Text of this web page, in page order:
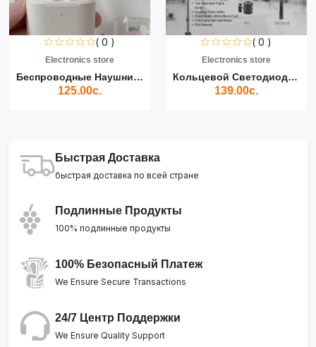
( 0 )
Electronics store
Беспроводные Наушники Air...
125.00с.
( 0 )
Electronics store
Кольцевой Светодиодный Св...
139.00с.
Быстрая Доставка
быстрая доставка по всей стране
Подлинные Продукты
100% подлинные продукты
100% Безопасный Платеж
We Ensure Secure Transactions
24/7 Центр Поддержки
We Ensure Quality Support